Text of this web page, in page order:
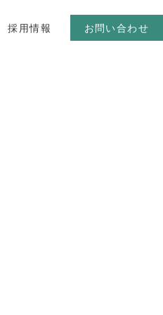
採用情報 お問い合わせ